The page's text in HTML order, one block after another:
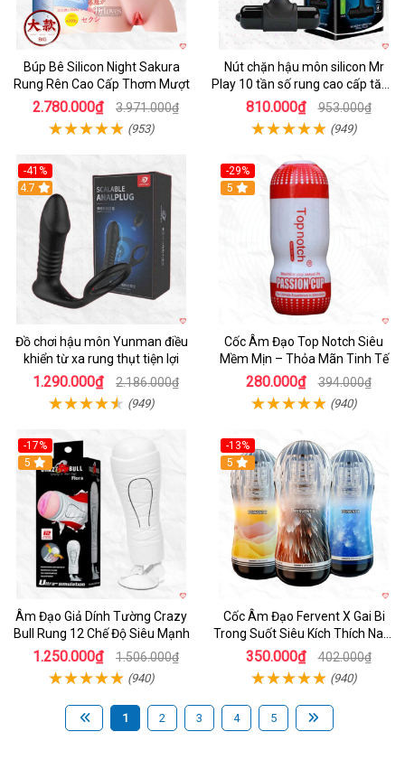
Búp Bê Silicon Night Sakura
Rung Rên Cao Cấp Thơm Mượt
2.780.000₫ 3.971.000₫
(953)
Nút chặn hậu môn silicon Mr
Play 10 tần số rung cao cấp tăng
khoái cảm
810.000₫ 953.000₫
(949)
-41%
Hot
4.7
Đồ chơi hậu môn Yunman điều
khiển từ xa rung thụt tiện lợi
1.290.000₫ 2.186.000₫
(949)
-29%
5
Cốc Âm Đạo Top Notch Siêu
Mềm Mịn – Thỏa Mãn Tinh Tế
280.000₫ 394.000₫
(940)
-17%
5
Âm Đạo Giả Dính Tường Crazy
Bull Rung 12 Chế Độ Siêu Mạnh
1.250.000₫ 1.506.000₫
(940)
-13%
Hot
5
Cốc Âm Đạo Fervent X Gai Bi
Trong Suốt Siêu Kích Thích Nam
Giới
350.000₫ 402.000₫
(940)
1 2 3 4 5